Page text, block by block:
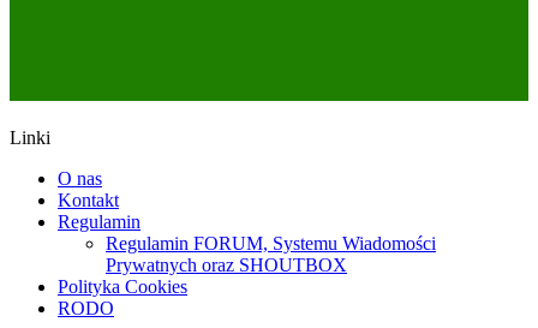
Linki
O nas
Kontakt
Regulamin
Regulamin FORUM, Systemu Wiadomości
Prywatnych oraz SHOUTBOX
Polityka Cookies
RODO